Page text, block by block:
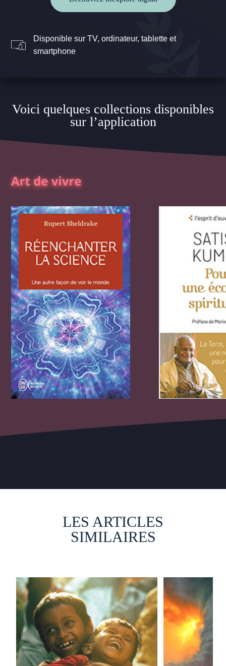
Disponible sur TV, ordinateur, tablette et
smartphone
Voici quelques collections disponibles
sur l’application
LES ARTICLES
SIMILAIRES